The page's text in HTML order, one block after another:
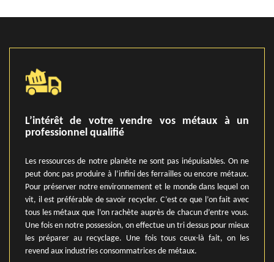
L’intérêt de votre vendre vos métaux à un
professionnel qualifié
Les ressources de notre planète ne sont pas inépuisables. On ne
peut donc pas produire à l’infini des ferrailles ou encore métaux.
Pour préserver notre environnement et le monde dans lequel on
vit, il est préférable de savoir recycler. C’est ce que l’on fait avec
tous les métaux que l’on rachète auprès de chacun d’entre vous.
Une fois en notre possession, on effectue un tri dessus pour mieux
les préparer au recyclage. Une fois tous ceux-là fait, on les
revend aux industries consommatrices de métaux.